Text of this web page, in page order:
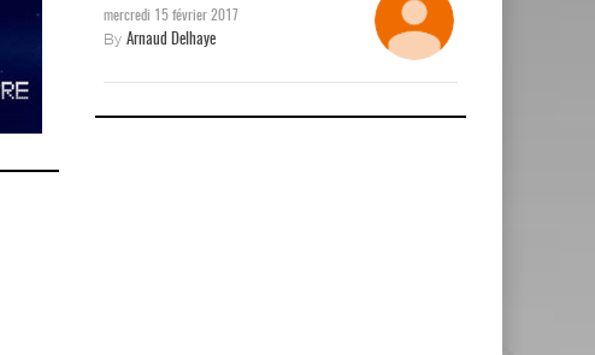
mercredi 15 février 2017
By Arnaud Delhaye